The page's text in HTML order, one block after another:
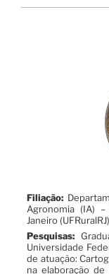
Filiação:
Agronomia (IA)
Janeiro (UFRuralRJ)
Pesquisas:
Universidade
de atuação:
na elaboração de